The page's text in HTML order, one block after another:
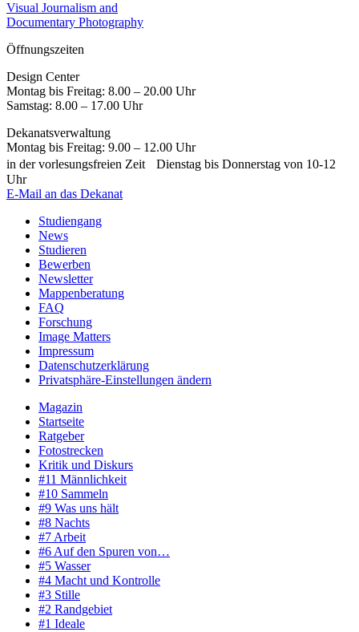
Visual Journalism and
Documentary Photography
Öffnungszeiten
Design Center
Montag bis Freitag: 8.00 – 20.00 Uhr
Samstag: 8.00 – 17.00 Uhr
Dekanatsverwaltung
Montag bis Freitag: 9.00 – 12.00 Uhr
in der vorlesungsfreien Zeit Dienstag bis Donnerstag von 10-12
Uhr
E-Mail an das Dekanat
Studiengang
News
Studieren
Bewerben
Newsletter
Mappenberatung
FAQ
Forschung
Image Matters
Impressum
Datenschutzerklärung
Privatsphäre-Einstellungen ändern
Magazin
Startseite
Ratgeber
Fotostrecken
Kritik und Diskurs
#11 Männlichkeit
#10 Sammeln
#9 Was uns hält
#8 Nachts
#7 Arbeit
#6 Auf den Spuren von…
#5 Wasser
#4 Macht und Kontrolle
#3 Stille
#2 Randgebiet
#1 Ideale